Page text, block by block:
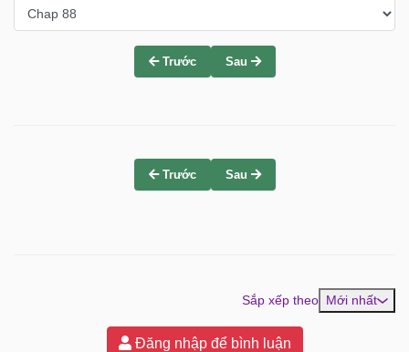
Trước Sau
Trước Sau
Sắp xếp theo Mới nhất
Đăng nhập để bình luận